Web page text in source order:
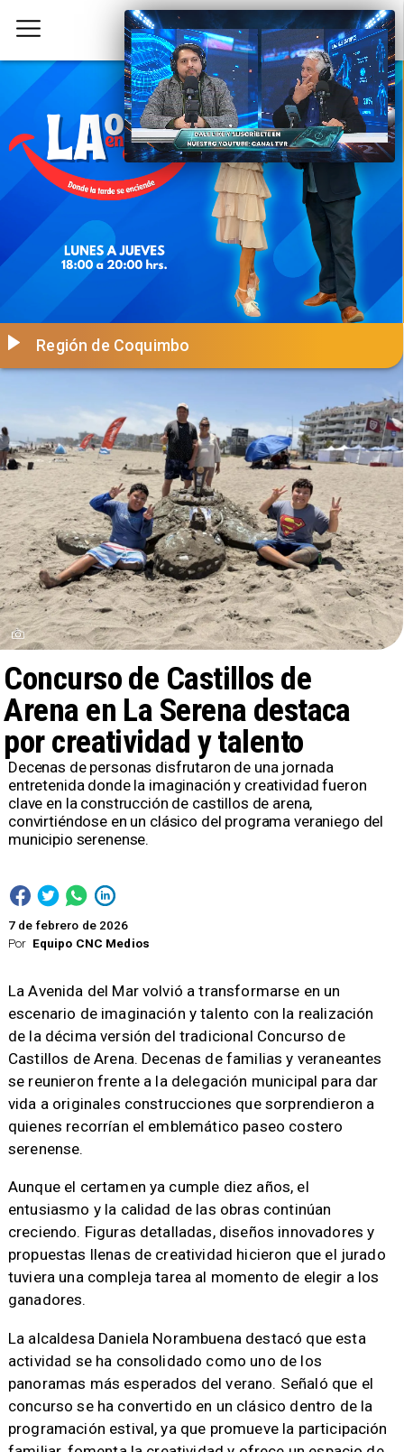
Por Equipo CNC Medios
Concurso de Castillos de
Arena en La Serena destaca
por creatividad y talento
Región de Coquimbo
7 de febrero de 2026
Decenas de personas disfrutaron de una jornada
entretenida donde la imaginación y creatividad fueron
clave en la construcción de castillos de arena,
convirtiéndose en un clásico del programa veraniego del
municipio serenense.
La Avenida del Mar volvió a transformarse en un
escenario de imaginación y talento con la realización
de la décima versión del tradicional Concurso de
Castillos de Arena. Decenas de familias y veraneantes
se reunieron frente a la delegación municipal para dar
vida a originales construcciones que sorprendieron a
quienes recorrían el emblemático paseo costero
serenense.
Aunque el certamen ya cumple diez años, el
entusiasmo y la calidad de las obras continúan
creciendo. Figuras detalladas, diseños innovadores y
propuestas llenas de creatividad hicieron que el jurado
tuviera una compleja tarea al momento de elegir a los
ganadores.
La alcaldesa Daniela Norambuena destacó que esta
actividad se ha consolidado como uno de los
panoramas más esperados del verano. Señaló que el
concurso se ha convertido en un clásico dentro de la
programación estival, ya que promueve la participación